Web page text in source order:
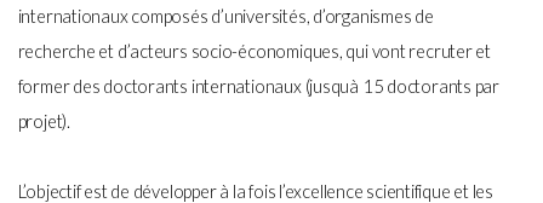
internationaux composés d’universités, d’organismes de
recherche et d’acteurs socio-économiques, qui vont recruter et
former des doctorants internationaux (jusquà 15 doctorants par
projet).
L’objectif est de développer à la fois l’excellence scientifique et les